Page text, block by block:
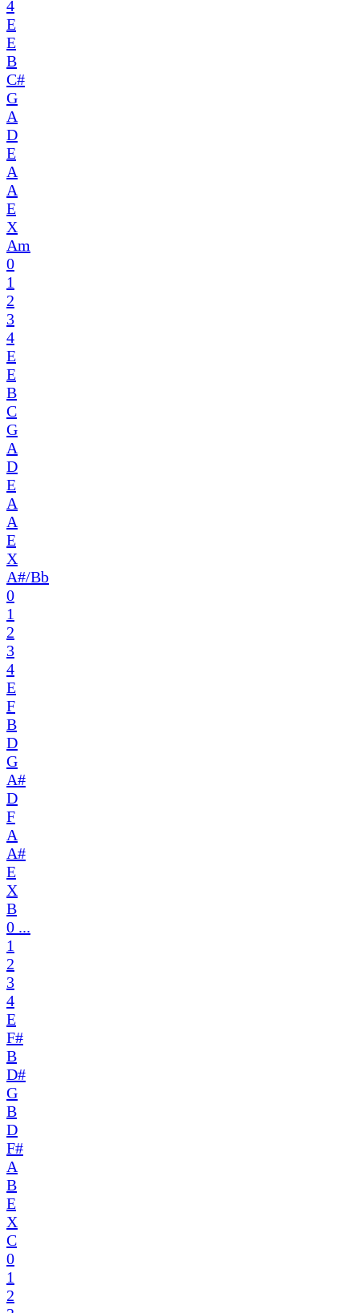
4
E
E
B
C#
G
A
D
E
A
A
E
X
Am
0
1
2
3
4
E
E
B
C
G
A
D
E
A
A
E
X
A#/Bb
0
1
2
3
4
E
F
B
D
G
A#
D
F
A
A#
E
X
B
0 ...
1
2
3
4
E
F#
B
D#
G
B
D
F#
A
B
E
X
C
0
1
2